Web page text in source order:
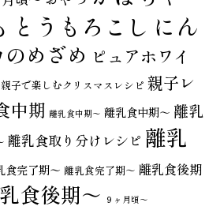
とうもろこし にん
めざめ ピュアホワイ
親子で楽しむクリスマスレシピ 親子レ
中期 離乳食中期〜 離乳食中期～ 離乳
離乳食取り分けレシピ 離乳
食完了期〜 離乳食完了期～ 離乳食後期
食後期～ ９ヶ月頃～